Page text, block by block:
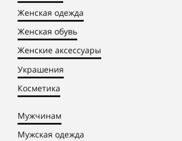
Женская одежда
Женская обувь
Женские аксессуары
Украшения
Косметика
Мужчинам
Мужская одежда